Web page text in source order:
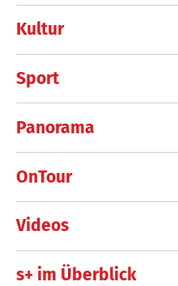
Kultur
Sport
Panorama
OnTour
Videos
s+ im Überblick